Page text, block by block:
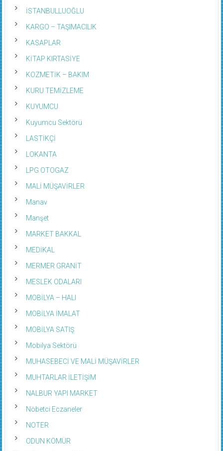
İSTANBULLUOĞLU
KARGO – TAŞIMACILIK
KASAPLAR
KİTAP KIRTASİYE
KOZMETİK – BAKIM
KURU TEMİZLEME
KUYUMCU
Kuyumcu Sektörü
LASTİKÇİ
LOKANTA
LPG OTOGAZ
MALİ MÜŞAVİRLER
Manav
Manşet
MARKET BAKKAL
MEDİKAL
MERMER GRANİT
MESLEK ODALARI
MOBİLYA – HALI
MOBİLYA İMALAT
MOBİLYA SATIŞ
Mobilya Sektörü
MUHASEBECİ VE MALİ MÜŞAVİRLER
MUHTARLAR İLETİŞİM
NALBUR YAPI MARKET
Nöbetci Eczaneler
NOTER
ODUN KÖMÜR